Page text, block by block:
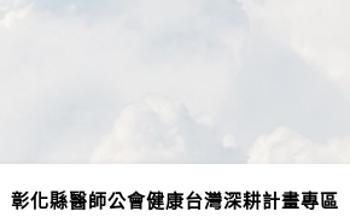
彰化縣醫師公會健康台灣深耕計畫專區